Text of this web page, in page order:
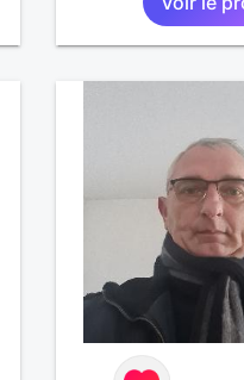
souhaite, notre
J'aime beaucoup
temps. C'est
dire en quelques
revanche, vous
contacter pour
d'informations. A